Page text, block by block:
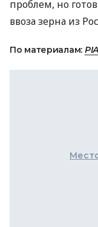
проблем, но
ввоза зерна из
По материалам: